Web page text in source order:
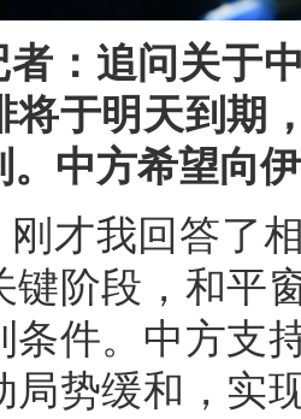
：追问关于
将于明天到期
。中方希望向
才我回答了
键阶段，和平
条件。中方支
局势缓和，实